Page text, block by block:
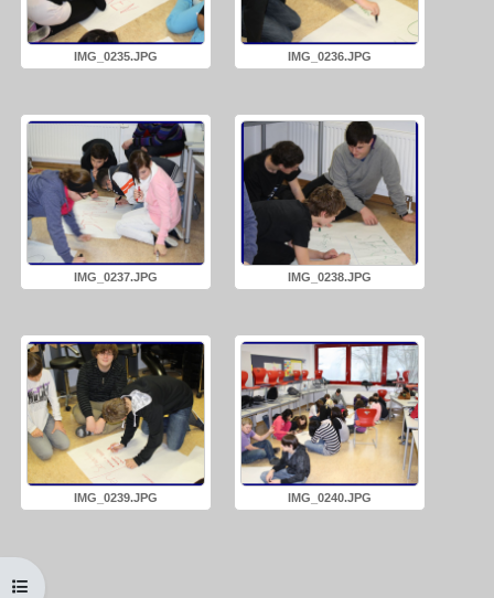
Kursindex öffnen
IMG_0235.JPG IMG_0236.JPG
IMG_0237.JPG IMG_0238.JPG
IMG_0239.JPG IMG_0240.JPG